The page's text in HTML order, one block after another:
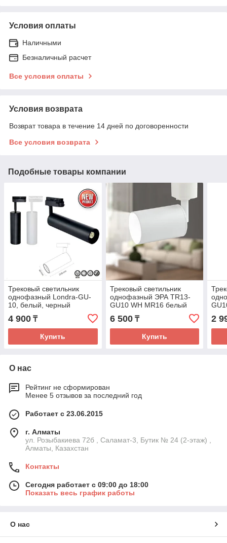
Условия оплаты
Наличными
Безналичный расчет
Все условия оплаты
Условия возврата
Возврат товара в течение 14 дней по договоренности
Все условия возврата
Подобные товары компании
Трековый светильник
однофазный Londra-GU-
10, белый, черный
4 900 ₸
Купить
Трековый светильник
однофазный ЭРА TR13-
GU10 WH MR16 белый
6 500₸
Купить
2
О нас
Рейтинг не сформирован
Менее 5 отзывов за последний год
Работает с 23.06.2015
г. Алматы
ул. Розыбакиева 72б , Саламат-3, Бутик № 24 (2-этаж) ,
Алматы, Казахстан
Контакты
Сегодня работает с 09:00 до 18:00
Показать весь график работы
О нас